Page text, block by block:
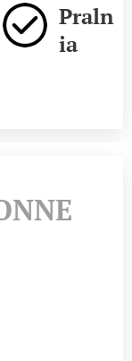
Praln
ia